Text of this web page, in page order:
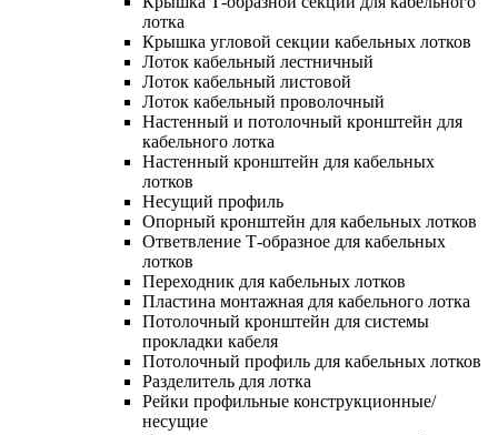
лотка
Крышка угловой секции кабельных лотков
Лоток кабельный лестничный
Лоток кабельный листовой
Лоток кабельный проволочный
Настенный и потолочный кронштейн для
кабельного лотка
Настенный кронштейн для кабельных
лотков
Несущий профиль
Опорный кронштейн для кабельных лотков
Ответвление Т-образное для кабельных
лотков
Переходник для кабельных лотков
Пластина монтажная для кабельного лотка
Потолочный кронштейн для системы
прокладки кабеля
Потолочный профиль для кабельных лотков
Разделитель для лотка
Рейки профильные конструкционные/
несущие